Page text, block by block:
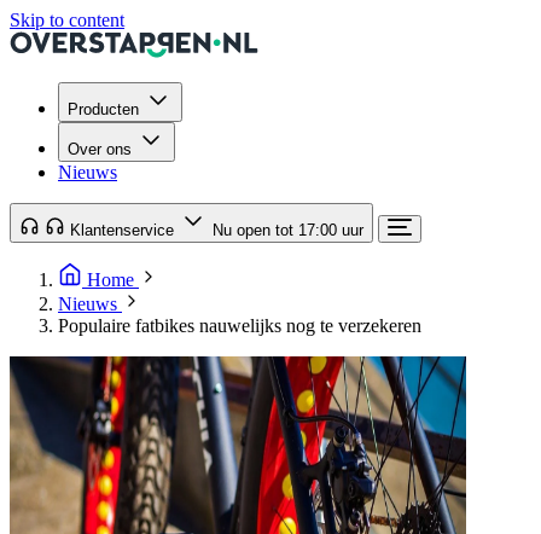
Skip to content
Producten
Over ons
Nieuws
Klantenservice Nu open tot 17:00 uur
Home
Nieuws
Populaire fatbikes nauwelijks nog te verzekeren